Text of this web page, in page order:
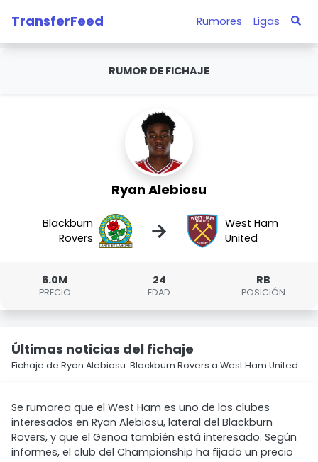
TransferFeed Rumores Ligas
RUMOR DE FICHAJE
Ryan Alebiosu
Blackburn
Rovers
→
West Ham
United
6.0M
PRECIO
24
EDAD
RB
POSICIÓN
Últimas noticias del fichaje
Fichaje de Ryan Alebiosu: Blackburn Rovers a West Ham United
Se rumorea que el West Ham es uno de los clubes
interesados en Ryan Alebiosu, lateral del Blackburn
Rovers, y que el Genoa también está interesado. Según
informes, el club del Championship ha fijado un precio